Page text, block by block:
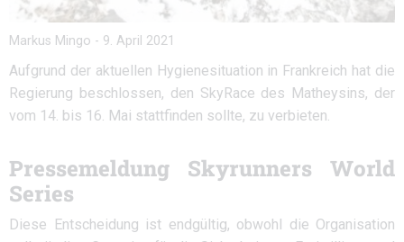
Markus Mingo - 9. April 2021
Aufgrund der aktuellen Hygienesituation in Frankreich hat die
Regierung beschlossen, den SkyRace des Matheysins, der
vom 14. bis 16. Mai stattfinden sollte, zu verbieten.
Pressemeldung Skyrunners World
Series
Diese Entscheidung ist endgültig, obwohl die Organisation